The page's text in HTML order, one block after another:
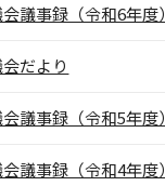
議事録（令和6年度）
だより
議事録（令和5年度）
議事録（令和4年度）